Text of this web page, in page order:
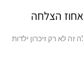
זה לא רק זיכרון ילדות